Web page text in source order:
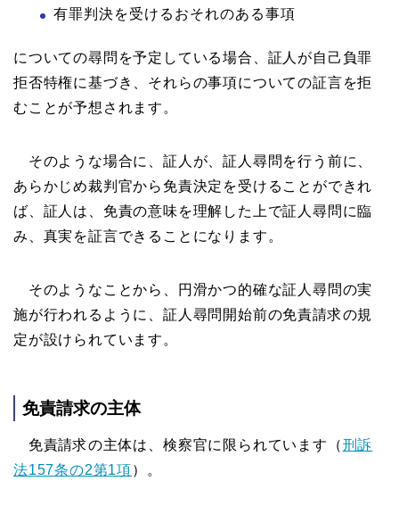
有罪判決を受けるおそれのある事項
についての尋問を予定している場合、証人が自己負罪
拒否特権に基づき、それらの事項についての証言を拒
むことが予想されます。
そのような場合に、証人が、証人尋問を行う前に、
あらかじめ裁判官から免責決定を受けることができれ
ば、証人は、免責の意味を理解した上で証人尋問に臨
み、真実を証言できることになります。
そのようなことから、円滑かつ的確な証人尋問の実
施が行われるように、証人尋問開始前の免責請求の規
定が設けられています。
免責請求の主体
免責請求の主体は、検察官に限られています（刑訴
法157条の2第1項）。